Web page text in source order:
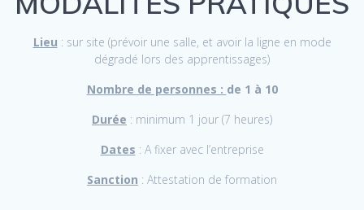
Lieu : sur site (prévoir une salle, et avoir la ligne en mode
dégradé lors des apprentissages)
Nombre de personnes : de 1 à 10
Durée : minimum 1 jour (7 heures)
Dates : A fixer avec l’entreprise
Sanction : Attestation de formation